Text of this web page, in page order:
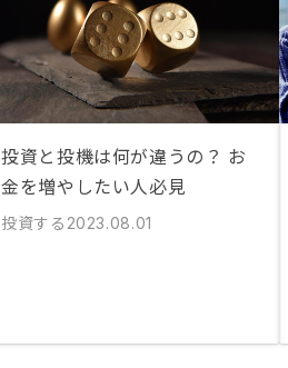
投資と投機は何が違うの？ お
金を増やしたい人必見
投資する 2023.08.01